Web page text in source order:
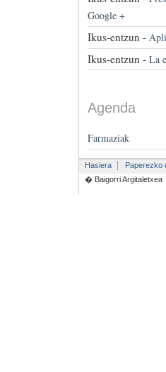
Google +
Ikus-entzun -
Ikus-entzun - La
Agenda
Farmaziak
Hasiera Paperezko
� Baigorri Argitaletxea